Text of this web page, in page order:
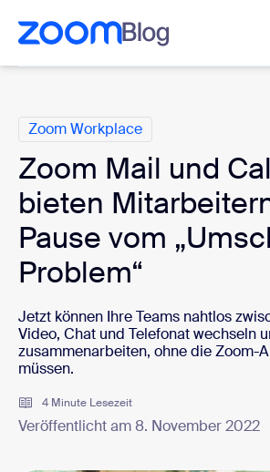
wechseln
Chat wechseln
Zoom Workplace
Zoom Mail und
bieten
Pause vom
Problem“
Jetzt können Ihre Teams nahtlos
Video, Chat und Telefonat wechseln
zusammenarbeiten, ohne die Zoom-
müssen.
4 Minute Lesezeit
Veröffentlicht am 8. November 2022